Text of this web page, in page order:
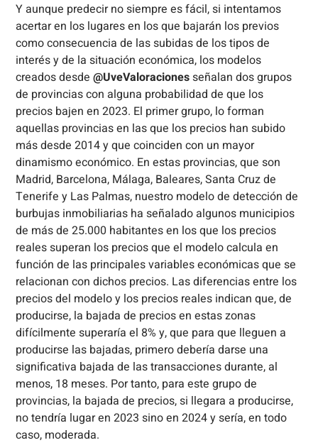
Y aunque predecir no siempre es fácil, si intentamos
acertar en los lugares en los que bajarán los previos
como consecuencia de las subidas de los tipos de
interés y de la situación económica, los modelos
creados desde@UveValoracionesseñalan dos grupos
de provincias con alguna probabilidad de que los
precios bajen en 2023. El primer grupo, lo forman
aquellas provincias en las que los precios han subido
más desde 2014 y que coinciden con un mayor
dinamismo económico. En estas provincias, que son
Madrid, Barcelona, Málaga, Baleares, Santa Cruz de
Tenerife y Las Palmas, nuestro modelo de detección de
burbujas inmobiliarias ha señalado algunos municipios
de más de 25.000 habitantes en los que los precios
reales superan los precios que el modelo calcula en
función de las principales variables económicas que se
relacionan con dichos precios. Las diferencias entre los
precios del modelo y los precios reales indican que, de
producirse, la bajada de precios en estas zonas
difícilmente superaría el 8% y, que para que lleguen a
producirse las bajadas, primero debería darse una
significativa bajada de las transacciones durante, al
menos, 18 meses. Por tanto, para este grupo de
provincias, la bajada de precios, si llegara a producirse,
no tendría lugar en 2023 sino en 2024 y sería, en todo
caso, moderada.